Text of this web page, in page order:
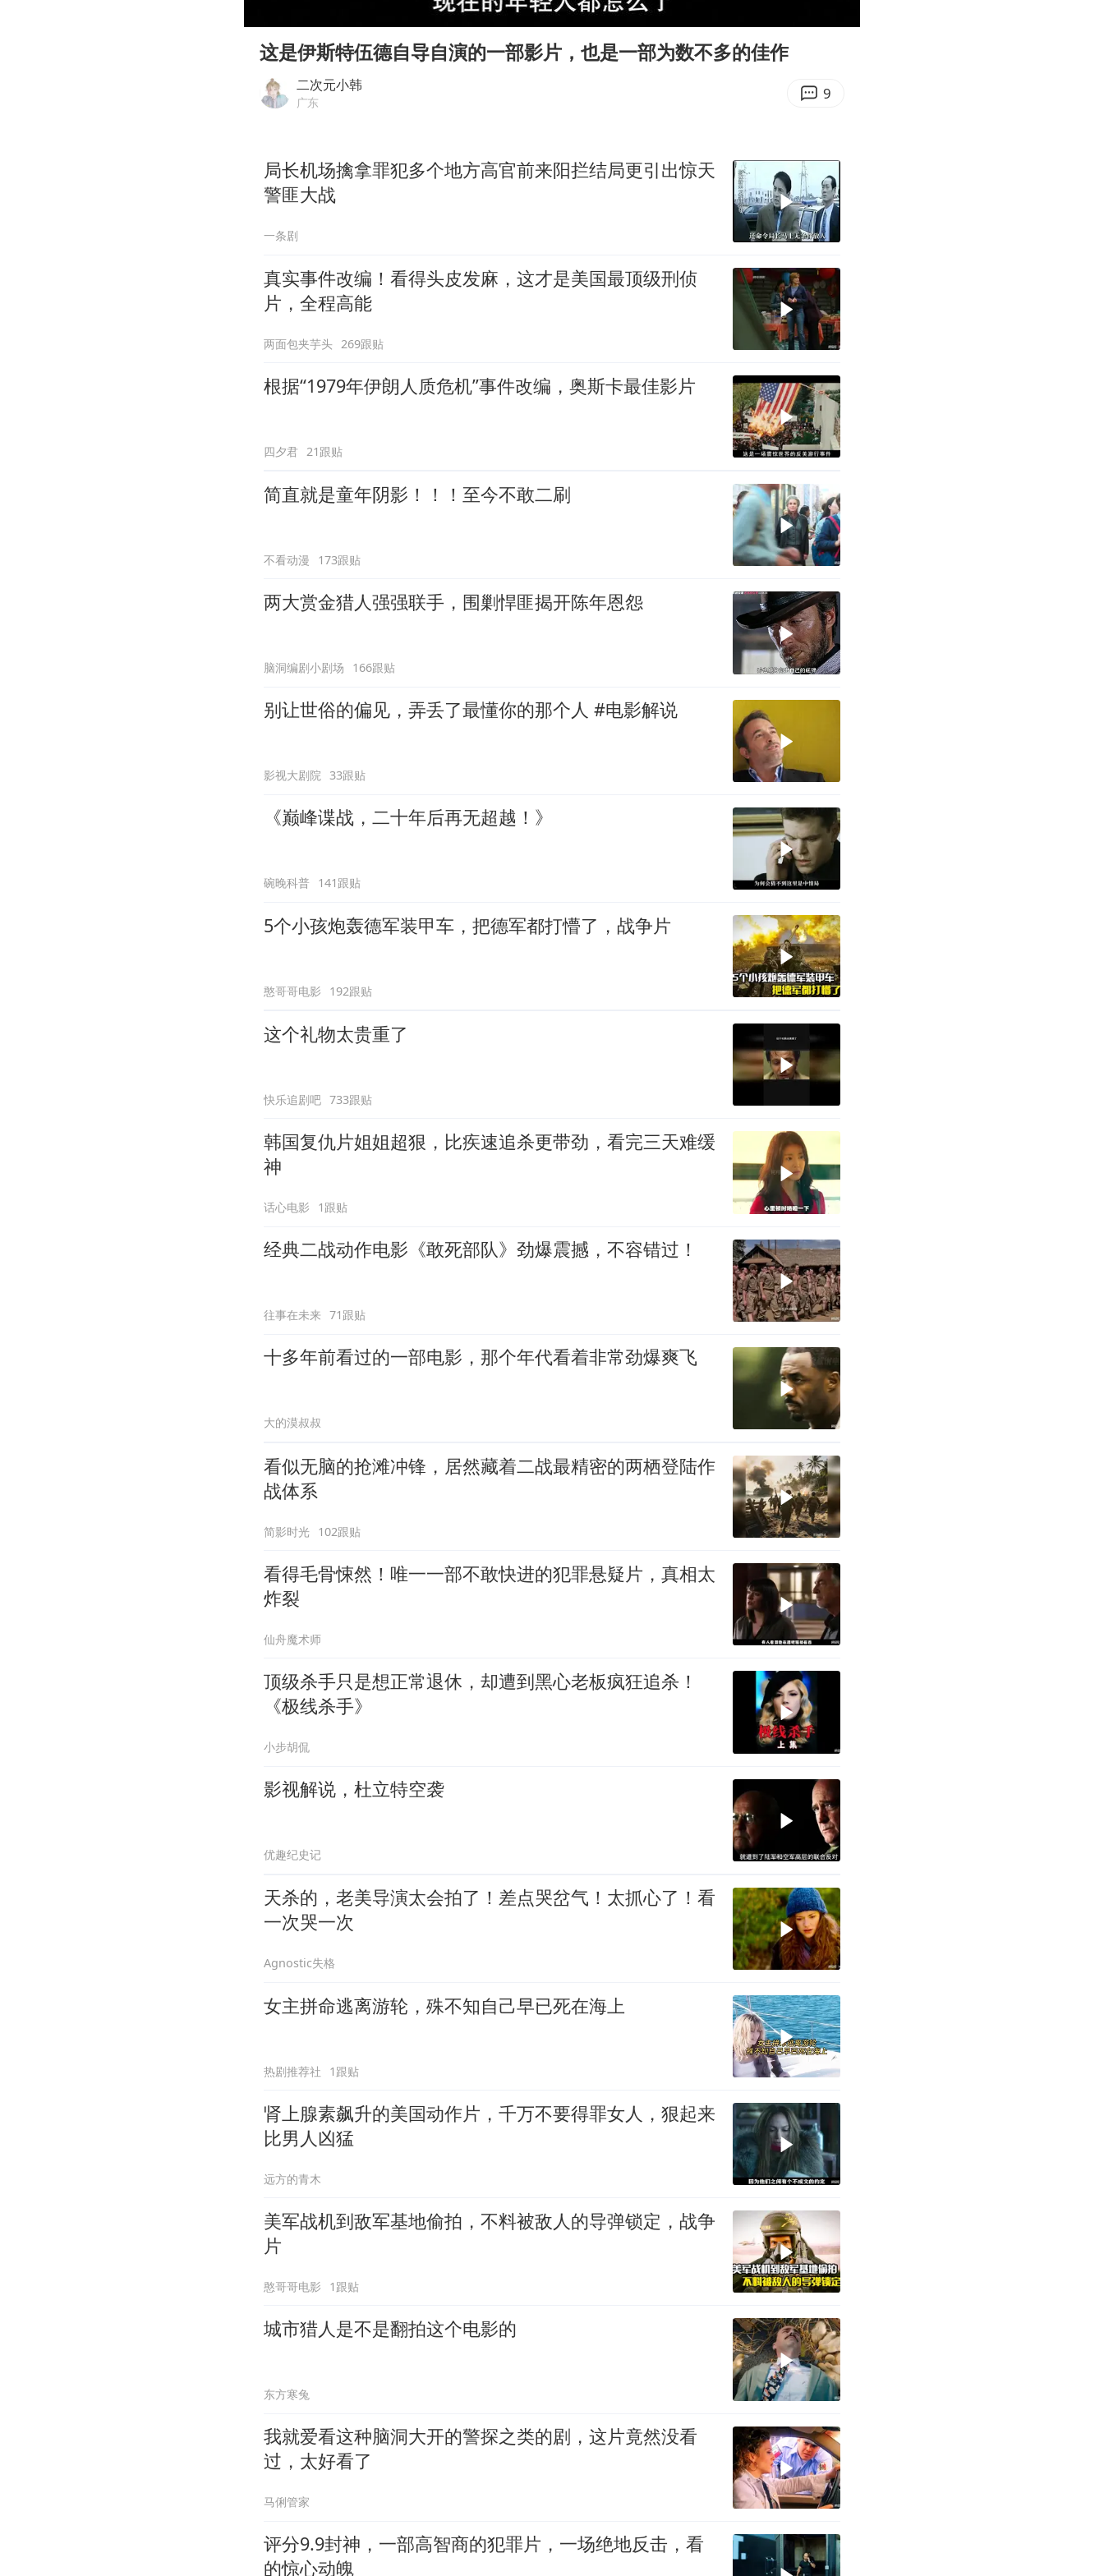
台湾海峡南口北上船舶实施交通管制
“新疆阿勒泰八月能滑雪”不实
今日立秋你咬秋了吗
这是伊斯特伍德自导自演的一部影片，也是一部为数不多的佳作
二次元小韩
广东 9
局长机场擒拿罪犯多个地方高官前来阳拦结局更引出惊天
警匪大战
一条剧
真实事件改编！看得头皮发麻，这才是美国最顶级刑侦
片，全程高能
两面包夹芋头 269跟贴
根据“1979年伊朗人质危机”事件改编，奥斯卡最佳影片
四夕君 21跟贴
简直就是童年阴影！！！至今不敢二刷
不看动漫 173跟贴
两大赏金猎人强强联手，围剿悍匪揭开陈年恩怨
脑洞编剧小剧场 166跟贴
别让世俗的偏见，弄丢了最懂你的那个人 #电影解说
影视大剧院 33跟贴
《巅峰谍战，二十年后再无超越！》
碗晚科普 141跟贴
5个小孩炮轰德军装甲车，把德军都打懵了，战争片
憨哥哥电影 192跟贴
这个礼物太贵重了
快乐追剧吧 733跟贴
韩国复仇片姐姐超狠，比疾速追杀更带劲，看完三天难缓
神
话心电影 1跟贴
经典二战动作电影《敢死部队》劲爆震撼，不容错过！
往事在未来 71跟贴
十多年前看过的一部电影，那个年代看着非常劲爆爽飞
大的漠叔叔
看似无脑的抢滩冲锋，居然藏着二战最精密的两栖登陆作
战体系
简影时光 102跟贴
看得毛骨悚然！唯一一部不敢快进的犯罪悬疑片，真相太
炸裂
仙舟魔术师
顶级杀手只是想正常退休，却遭到黑心老板疯狂追杀！
《极线杀手》
小步胡侃
影视解说，杜立特空袭
优趣纪史记
天杀的，老美导演太会拍了！差点哭岔气！太抓心了！看
一次哭一次
Agnostic失格
女主拼命逃离游轮，殊不知自己早已死在海上
热剧推荐社 1跟贴
肾上腺素飙升的美国动作片，千万不要得罪女人，狠起来
比男人凶猛
远方的青木
美军战机到敌军基地偷拍，不料被敌人的导弹锁定，战争
片
憨哥哥电影 1跟贴
城市猎人是不是翻拍这个电影的
东方寒兔
我就爱看这种脑洞大开的警探之类的剧，这片竟然没看
过，太好看了
马俐管家
评分9.9封神，一部高智商的犯罪片，一场绝地反击，看
的惊心动魄